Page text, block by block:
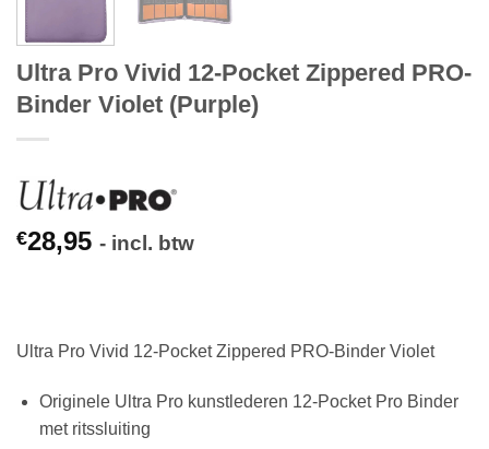
Ultra Pro Vivid 12-Pocket Zippered PRO-
Binder Violet (Purple)
€28,95 - incl. btw
Ultra Pro Vivid 12-Pocket Zippered PRO-Binder Violet
Originele Ultra Pro kunstlederen 12-Pocket Pro Binder
met ritssluiting